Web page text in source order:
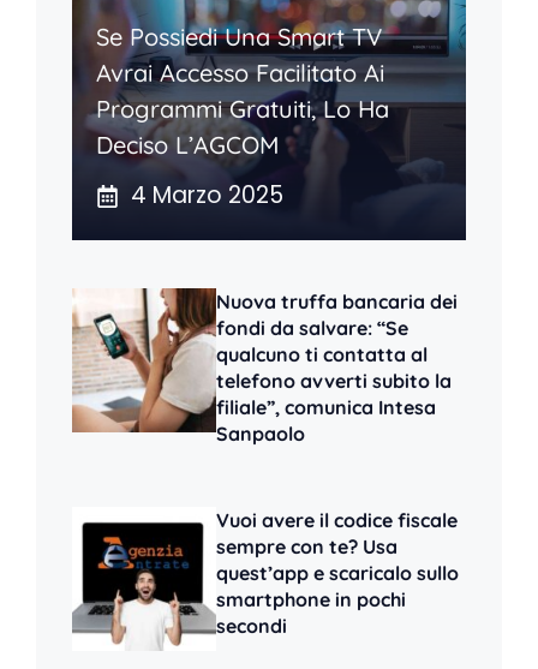
Se Possiedi Una Smart TV
Avrai Accesso Facilitato Ai
Programmi Gratuiti, Lo Ha
Deciso L’AGCOM
4 Marzo 2025
Nuova truffa bancaria dei
fondi da salvare: “Se
qualcuno ti contatta al
telefono avverti subito la
filiale”, comunica Intesa
Sanpaolo
Vuoi avere il codice fiscale
sempre con te? Usa
quest’app e scaricalo sullo
smartphone in pochi
secondi